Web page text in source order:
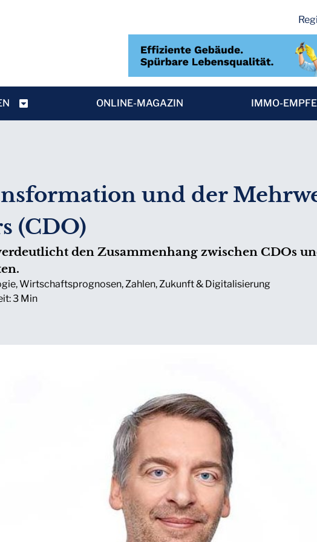
ONLINE-MAGAZIN IMMO-
und der
(CDO)
den Zusammenhang zwischen CDOs
,Wirtschaftsprognosen, Zahlen, Zukunft & Digitalisierung
3 Min